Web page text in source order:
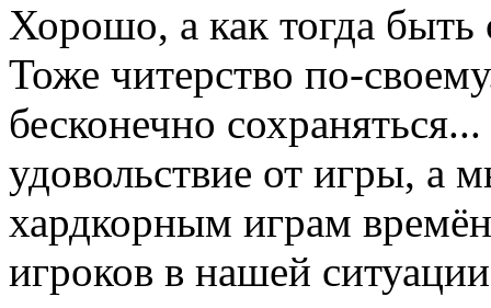
Хорошо, а как тогда быть
Тоже читерство по-
бесконечно
удовольствие от игры, а
хардкорным играм
игроков в нашей